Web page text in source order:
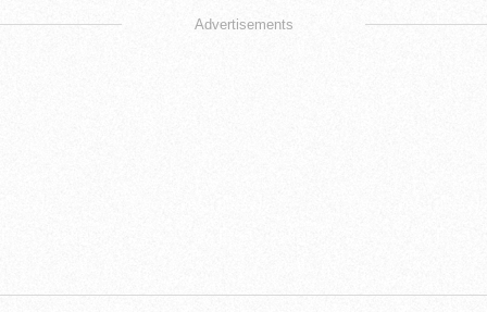
Advertisements